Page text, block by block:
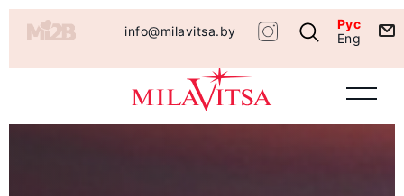
info@milavitsa.by
Рус
Eng